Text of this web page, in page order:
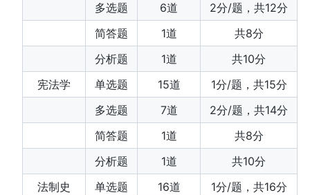
多选题
6道
2分/题，共12分
简答题
1道
共8分
分析题
1道
共10分
宪法学
单选题 15道
1分/题，共15分
多选题
7道
2分/题，共14分
简答题
1道
共8分
分析题
1道
共10分
法制史
单选题 16道
1分/题，共16分